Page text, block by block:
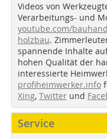
Videos von
Verarbeitungs- und
youtube.com/
holzbau.
spannende Inhalte
hohen Qualität der
interessierte
profiheimwerker.info
Xing, Twitter und
Service